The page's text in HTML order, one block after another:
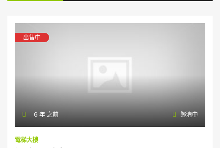
出售中
6 年 之前 鄭清中
電梯大樓